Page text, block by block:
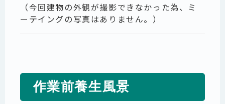
（今回建物の外観が撮影できなかった為、ミ
ーテイングの写真はありません。）
作業前養生風景